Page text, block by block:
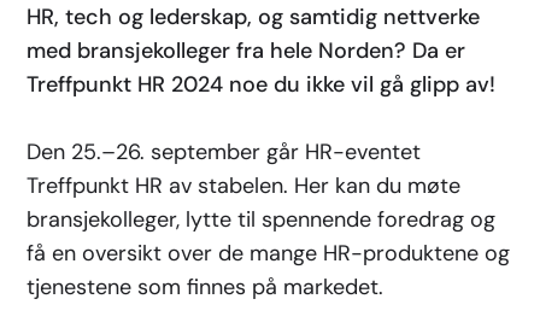
HR, tech og lederskap, og samtidig nettverke
med bransjekolleger fra hele Norden? Da er
Treffpunkt HR 2024 noe du ikke vil gå glipp av!
Den 25.–26. september går HR-eventet
Treffpunkt HR av stabelen. Her kan du møte
bransjekolleger, lytte til spennende foredrag og
få en oversikt over de mange HR-produktene og
tjenestene som finnes på markedet.